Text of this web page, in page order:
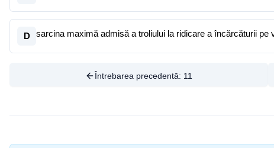
D sarcina maximă admisă a troliului la ridicare a încărcăturii pe
Întrebarea precedentă: 11